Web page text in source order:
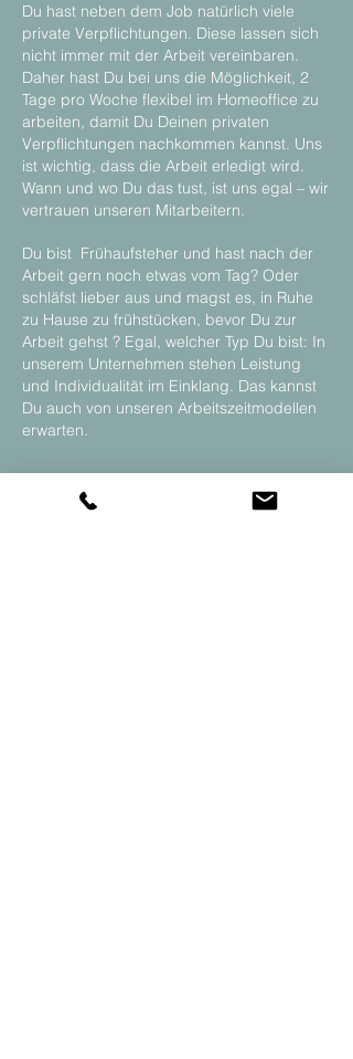
Du hast neben dem Job natürlich viele
private Verpflichtungen. Diese lassen sich
nicht immer mit der Arbeit vereinbaren.
Daher hast Du bei uns die Möglichkeit, 2
Tage pro Woche flexibel im Homeoffice zu
arbeiten, damit Du Deinen privaten
Verpflichtungen nachkommen kannst. Uns
ist wichtig, dass die Arbeit erledigt wird.
Wann und wo Du das tust, ist uns egal – wir
vertrauen unseren Mitarbeitern.
Du bist Frühaufsteher und hast nach der
Arbeit gern noch etwas vom Tag? Oder
schläfst lieber aus und magst es, in Ruhe
zu Hause zu frühstücken, bevor Du zur
Arbeit gehst ? Egal, welcher Typ Du bist: In
unserem Unter­nehmen stehen Leistung
und Individualität im Einklang. Das kannst
Du auch von unseren Arbeitszeitmodellen
erwarten.